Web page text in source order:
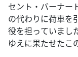
セント・バーナー
の代わりに荷車を
役を担っていまし
ゆえに果たせたこ